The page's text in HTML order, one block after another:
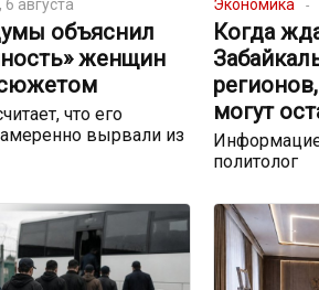
6 августа
объяснил
женщин
что его
вырвали из
Экономика
Когда
могут
политолог